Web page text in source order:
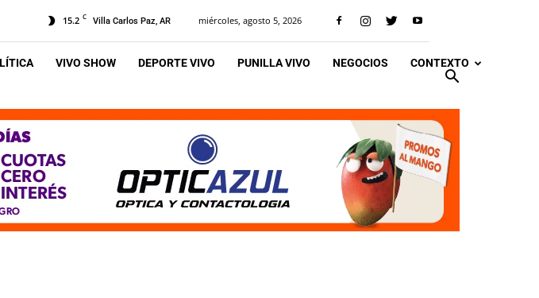
15.2 C Villa Carlos Paz, AR miércoles, agosto 5, 2026
VIVO SHOW DEPORTE VIVO PUNILLA VIVO NEGOCIOS CONTEXTO